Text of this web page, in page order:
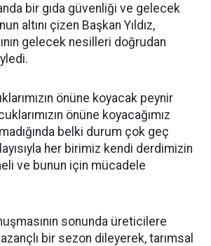
bir gıda güvenliği ve gelecek
altını çizen Başkan Yıldız,
gelecek nesilleri doğrudan
önüne koyacak peynir
önüne koyacağımız
belki durum çok geç
her birimiz kendi derdimizin
ve bunun için mücadele
sonunda üreticilere
bir sezon dileyerek, tarımsal